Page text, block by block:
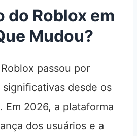
do Roblox em
Mudou?
passou por
desde os
Em 2026, a plataforma
dos usuários e a